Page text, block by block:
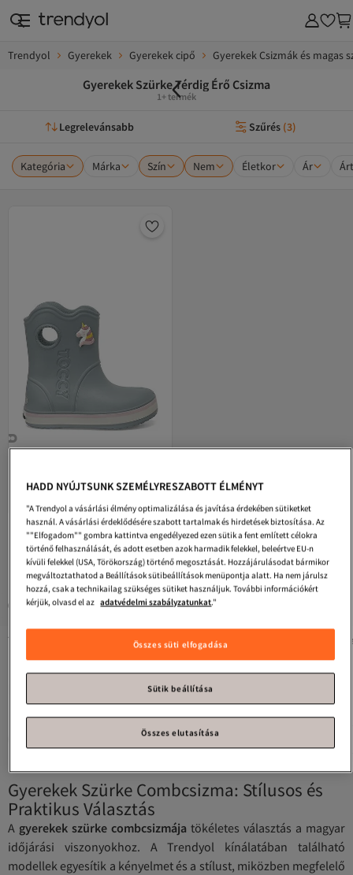
Trendyol Gyerekek Gyerekek cipő Gyerekek Csizmák és magas
Gyerekek Szürke Térdig Érő Csizma
1+ termék
Legrelevánsabb Szűrés (3)
Kategória Márka Szín Nem Életkor Ár
(9)
Ingyenes szállítás
Legalacsonyabb (30 nap)
10 016 Ft
1
A szponzorált termékek az eladók által kiemelt promóciós ajánlatok.
Trendyol Csizmák és magas szárú csizmák Térdig érő
Szürke Gyerekek Térdig Érő Csizma
Gyerekek Szürke Combcsizma: Stílusos és
Praktikus Választás
A gyerekek szürke combcsizmája tökéletes választás a magyar
időjárási viszonyokhoz. A Trendyol kínálatában található
modellek egyesítik a kényelmet és a stílust, miközben megfelelő
HADD NYÚJTSUNK SZEMÉLYRESZABOTT ÉLMÉNYT
"A Trendyol a vásárlási élmény optimalizálása és javítása érdekében sütiketket
használ. A vásárlási érdeklődésére szabott tartalmak és hirdetések biztosítása. Az
""Elfogadom"" gombra kattintva engedélyezed ezen sütik a fent említett célokra
történő felhasználását, és adott esetben azok harmadik felekkel, beleértve EU-n
kívüli felekkel (USA, Törökország) történő megosztását. Hozzájárulásodat bármikor
megváltoztathatod a Beállítások sütibeállítások menüpontja alatt. Ha nem járulsz
hozzá, csak a technikailag szükséges sütiket használjuk. További információkért
kérjük, olvasd el az adatvédelmi szabályzatunkat."
Összes süti elfogadása
Sütik beállítása
Összes elutasítása